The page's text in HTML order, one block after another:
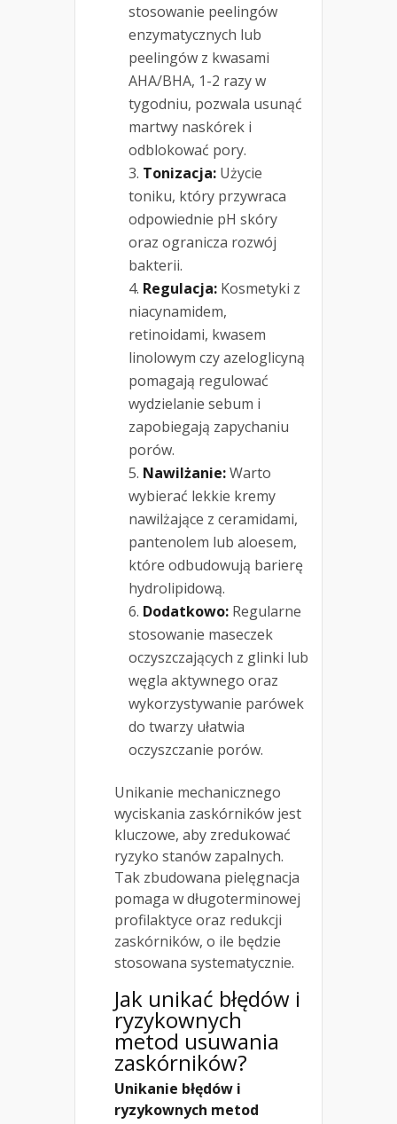
stosowanie peelingów
enzymatycznych lub
peelingów z kwasami
AHA/BHA, 1-2 razy w
tygodniu, pozwala usunąć
martwy naskórek i
odblokować pory.
Tonizacja: Użycie
toniku, który przywraca
odpowiednie pH skóry
oraz ogranicza rozwój
bakterii.
Regulacja: Kosmetyki z
niacynamidem,
retinoidami, kwasem
linolowym czy azeloglicyną
pomagają regulować
wydzielanie sebum i
zapobiegają zapychaniu
porów.
Nawilżanie:Warto
wybierać lekkie kremy
nawilżające z ceramidami,
pantenolem lub aloesem,
które odbudowują barierę
hydrolipidową.
Dodatkowo: Regularne
stosowanie maseczek
oczyszczających z glinki lub
węgla aktywnego oraz
wykorzystywanie parówek
do twarzy ułatwia
oczyszczanie porów.
Unikanie mechanicznego
wyciskania zaskórników jest
kluczowe, aby zredukować
ryzyko stanów zapalnych.
Tak zbudowana pielęgnacja
pomaga w długoterminowej
profilaktyce oraz redukcji
zaskórników, o ile będzie
stosowana systematycznie.
Jak unikać błędów i
ryzykownych
metod usuwania
zaskórników?
Unikanie błędów i
ryzykownych metod